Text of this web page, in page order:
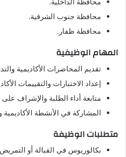
محافظة الداخلية.
محافظة جنوب الشرقية.
محافظة ظفار.
المهام الوظيفية
تقديم المحاضرات الأكاديمية
إعداد الاختبارات والتقييمات
متابعة أداء الطلبة والإشراف
المشاركة في الأنشطة الأكاديمية
متطلبات الوظيفة
بكالوريوس في القبالة أو